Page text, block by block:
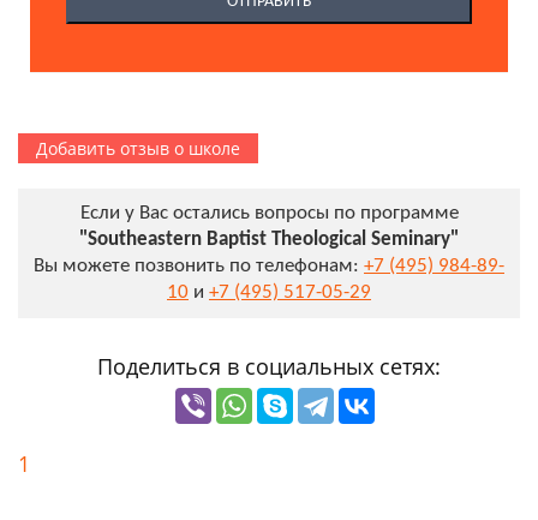
Добавить отзыв о школе
Если у Вас остались вопросы по программе
"Southeastern Baptist Theological Seminary"
Вы можете позвонить по телефонам: +7 (495) 984-89-
10 и +7 (495) 517-05-29
Поделиться в социальных сетях:
1